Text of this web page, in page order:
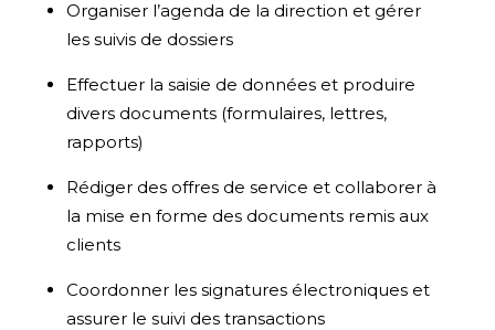
Organiser l’agenda de la direction et gérer
les suivis de dossiers
Effectuer la saisie de données et produire
divers documents (formulaires, lettres,
rapports)
Rédiger des offres de service et collaborer à
la mise en forme des documents remis aux
clients
Coordonner les signatures électroniques et
assurer le suivi des transactions